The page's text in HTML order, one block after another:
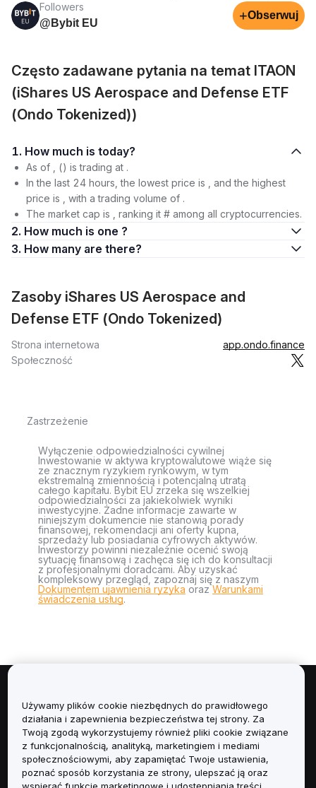
Followers
@Bybit EU
+Obserwuj
Często zadawane pytania na temat ITAON
(iShares US Aerospace and Defense ETF
(Ondo Tokenized))
1. How much is today?
As of , () is trading at .
In the last 24 hours, the lowest price is , and the highest
price is , with a trading volume of .
The market cap is , ranking it # among all cryptocurrencies.
2. How much is one ?
3. How many are there?
Zasoby iShares US Aerospace and
Defense ETF (Ondo Tokenized)
Strona internetowa
app.ondo.finance
Społeczność
Zastrzeżenie
Wyłączenie odpowiedzialności cywilnej
Inwestowanie w aktywa kryptowalutowe wiąże się
ze znacznym ryzykiem rynkowym, w tym
ekstremalną zmiennością i potencjalną utratą
całego kapitału. Bybit EU zrzeka się wszelkiej
odpowiedzialności za jakiekolwiek wyniki
inwestycyjne. Żadne informacje zawarte w
niniejszym dokumencie nie stanowią porady
finansowej, rekomendacji ani oferty kupna,
sprzedaży lub posiadania cyfrowych aktywów.
Inwestorzy powinni niezależnie ocenić swoją
sytuację finansową i zachęca się ich do konsultacji
z profesjonalnymi doradcami. Aby uzyskać
kompleksowy przegląd, zapoznaj się z naszym
Dokumentem ujawnienia ryzyka orazWarunkami
świadczenia usług.
Informacje
Usługi
Obsługa Klienta
Używamy plików cookie niezbędnych do prawidłowego
działania i zapewnienia bezpieczeństwa tej strony. Za
Twoją zgodą wykorzystujemy również pliki cookie związane
z funkcjonalnością, analityką, marketingiem i mediami
społecznościowymi, aby zapamiętać Twoje ustawienia,
poznać sposób korzystania ze strony, ulepszać ją oraz